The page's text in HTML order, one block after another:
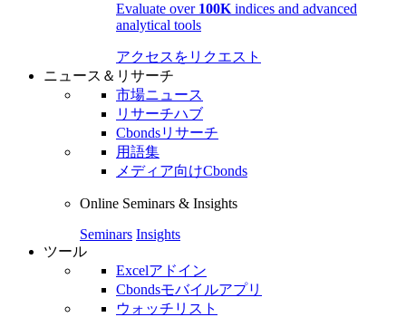
Evaluate over 100K indices and advanced
analytical tools
アクセスをリクエスト
ニュース＆リサーチ
市場ニュース
リサーチハブ
Cbondsリサーチ
用語集
メディア向けCbonds
Online Seminars & Insights
Seminars Insights
ツール
Excelアドイン
Cbondsモバイルアプリ
ウォッチリスト